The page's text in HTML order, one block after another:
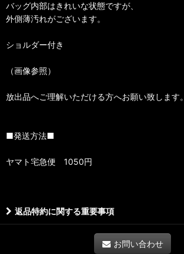
バッグ内部はきれいな状態ですが、
外側薄汚れがございます。
ショルダー付き
（画像参照）
放出品へご理解いただける方へお願い致します。
■発送方法■
ヤマト宅急便 1050円
返品特約に関する重要事項
お問い合わせ